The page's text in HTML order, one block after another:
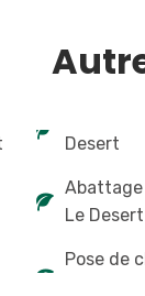
Desert
Abattage
Le Desert
Pose de